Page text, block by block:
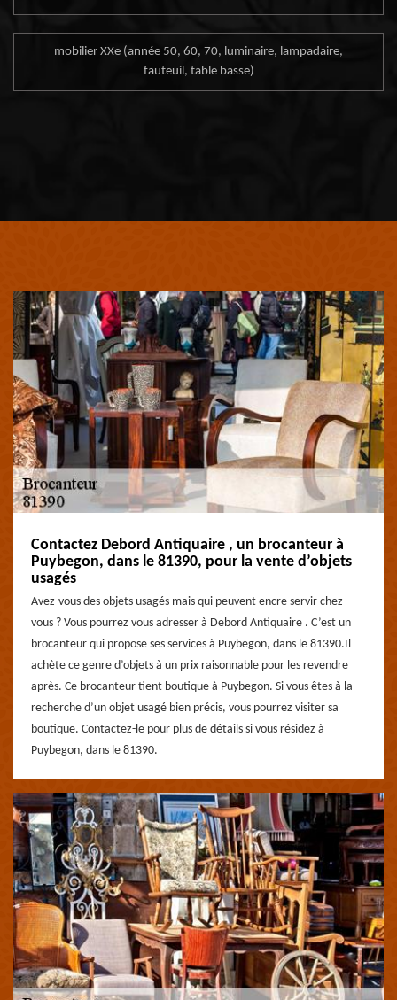
mobilier XXe (année 50, 60, 70, luminaire, lampadaire,
fauteuil, table basse)
Contactez Debord Antiquaire , un brocanteur à
Puybegon, dans le 81390, pour la vente d’objets
usagés
Avez-vous des objets usagés mais qui peuvent encre servir chez
vous ? Vous pourrez vous adresser à Debord Antiquaire . C’est un
brocanteur qui propose ses services à Puybegon, dans le 81390.Il
achète ce genre d’objets à un prix raisonnable pour les revendre
après. Ce brocanteur tient boutique à Puybegon. Si vous êtes à la
recherche d’un objet usagé bien précis, vous pourrez visiter sa
boutique. Contactez-le pour plus de détails si vous résidez à
Puybegon, dans le 81390.